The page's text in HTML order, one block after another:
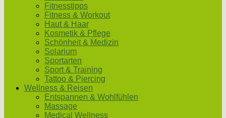
Fitnesstipps
Fitness & Workout
Haut & Haar
Kosmetik & Pflege
Schönheit & Medizin
Solarium
Sportarten
Sport & Training
Tattoo & Piercing
Wellness & Reisen
Entspannen & Wohlfühlen
Massage
Medical Wellness